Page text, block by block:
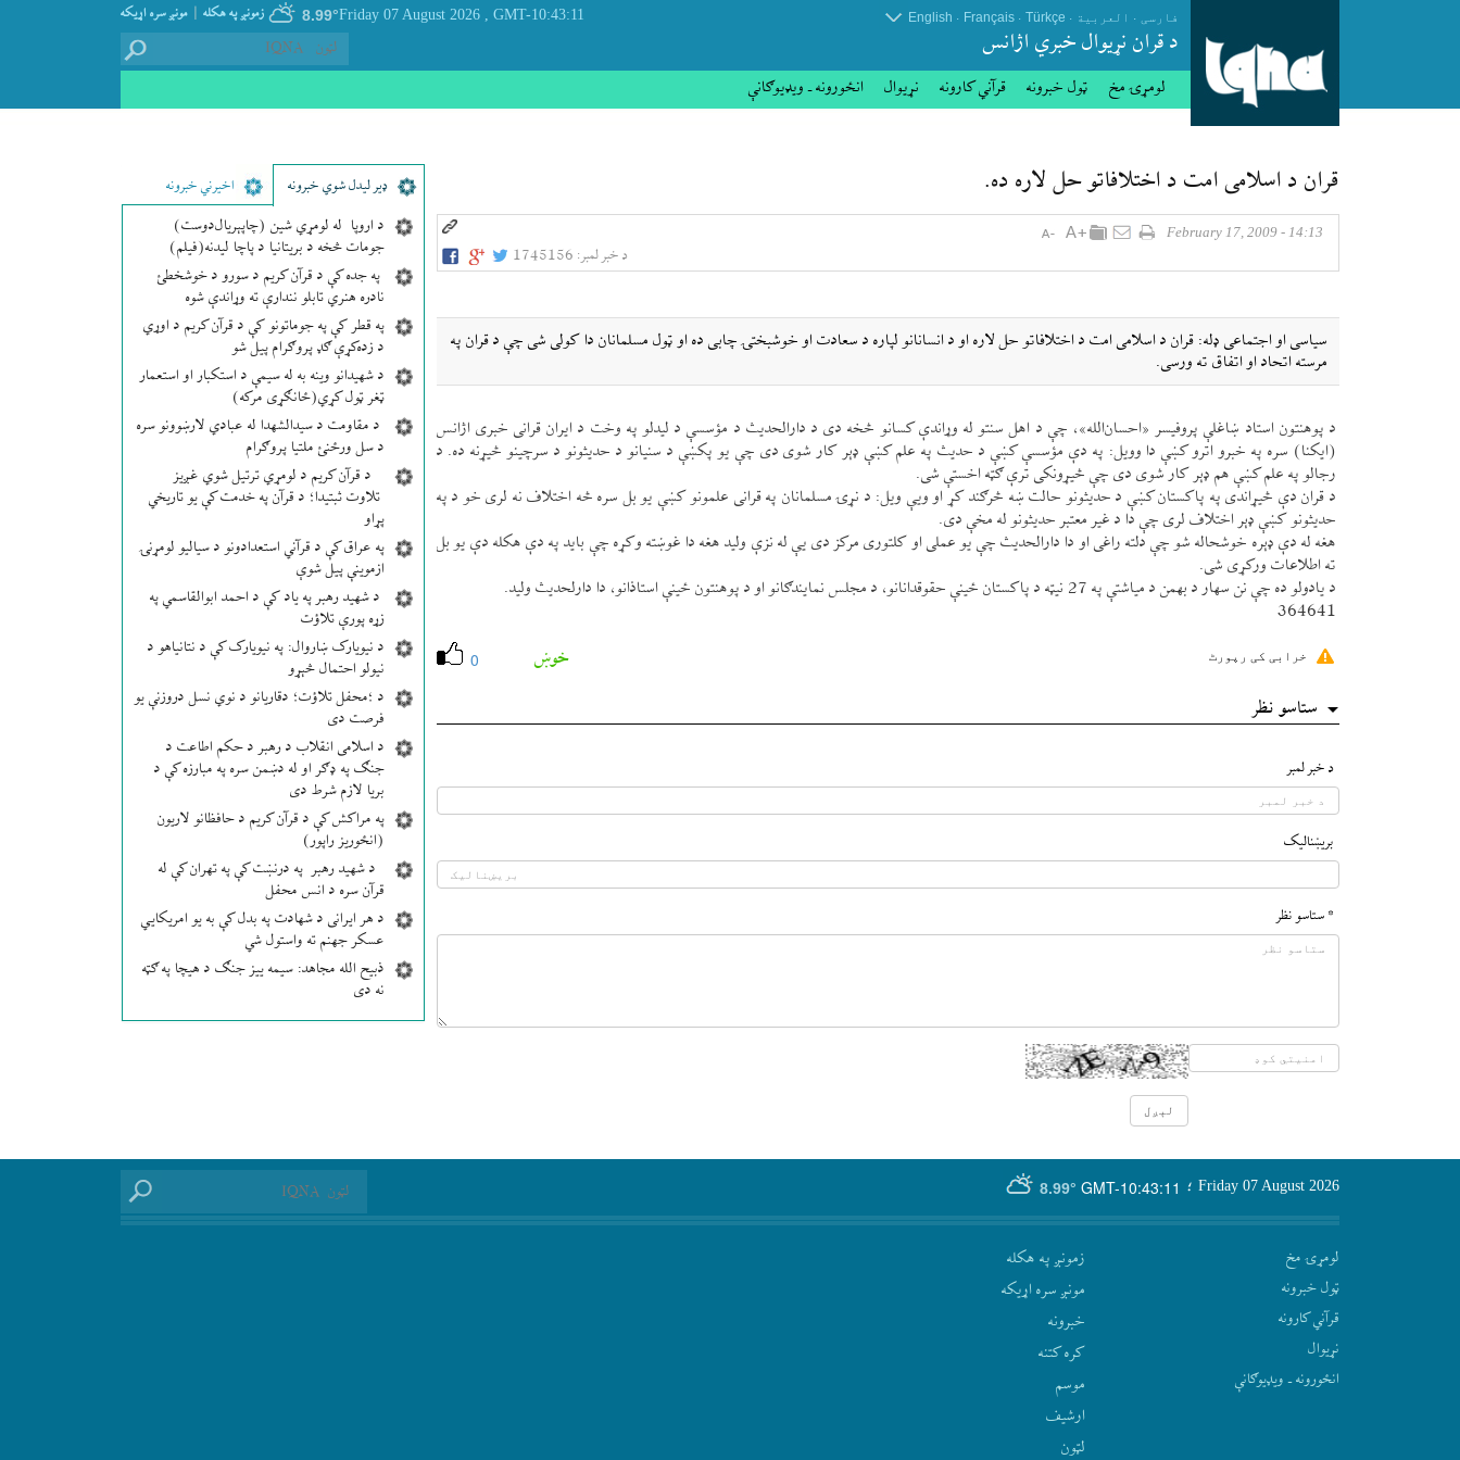
مونږ سره اړيکه | زمونږ په هکله 8.99° GMT-10:43:11
, Friday 07 August 2026 فارسی . العربیة .
Türkçe
.
Français
.
English
د قران نړيوال خبري اژانس
لومړۍ مخ ټول خبرونه قرآني کارونه نړيوال انځورونه ـ ویډیوګانې
ډير لیدل شوي خبرونه اخیرني خبرونه
د اروپا له لومړي شین (چاپېریال‌دوست)
جومات څخه د بریتانیا د پاچا لیدنه(فیلم)
په جده کې د قرآن کریم د سورو د خوشخطئ
نادره هنري تابلو نندارې ته وړاندې شوه
په قطر کې په جوماتونو کې د قرآن کریم د اوړي
د زده‌کړې ګډ پروګرام پیل شو
د شهیدانو وینه به له سیمې د استکبار او استعمار
ټغر ټول کړي(ځانګړی مرکه)
د مقاومت د سیدالشهدا له عبادي لارښوونو سره
د سل ورځنئ ملتیا پروګرام
د قرآن کریم د لومړي ترتیل شوي غږیز
تلاوت ثبتیدا؛ د قرآن په خدمت کې یو تاریخي
پړاو
په عراق کې د قرآني استعدادونو د سیالیو لومړنۍ
ازموینې پیل شوې
د شهید رهبر په یاد کې د احمد ابوالقاسمي په
زړه پورې تلاؤت
د نیویارک ښاروال: په نیویارک کې د نتانیاهو د
نیولو احتمال څېړو
د ؛محفل تلاؤت؛ دقاریانو د نوي نسل دروزنې یو
فرصت دی
د اسلامی انقلاب د رهبر د حکم اطاعت د
جنګ په ډګر او له دښمن سره په مبارزه کې د
بریا لازم شرط دی
په مراکش کې د قرآن کریم د حافظانو لاریون
(انځوریز راپور)
د شهید رهبر په درنښت کې په تهران کې له
قرآن سره د انس محفل
د هر ایرانی د شهادت په بدل کې به یو امریکایي
عسکر جهنم ته واستول شي
ذبیح الله مجاهد: سیمه ییز جنګ د هیچا په ګټه
نه دی
قران د اسلامی امت د اختلافاتو حل لاره ده.
14:13 - February 17, 2009
د خبر لمبر: 1745156
سياسی او اجتماعی ډله: قران د اسلامی امت د اختلافاتو حل لاره او د انسانانو لپاره د سعادت او خوشبختۍ چابی ده او ټول مسلمانان دا كولی شی چې د قران په
مرسته اتحاد او اتفاق ته ورسی.
د پوهنتون استاد ښاغلې پروفيسر «احسان‌الله»، چې د اهل سنتو له وړاندې كسانو څخه دی د دارالحديث د مؤسسې د ليدلو په وخت د ايران قرانی خبری اژانس
(ايكنا) سره په خبرو اترو كښې دا وويل: په دې مؤسسې كښې د حديث په علم كښې ډېر كار شوی دی چې يو پكښې د سنيانو د حديثونو د سرچينو څیړنه ده. د
رجالو په علم كښې هم ډېر كار شوی دی چې څیړونكی ترې ګټه اخستې شی.
د قران دې څیړاندی په پاكستان كښې د حديثونو حالت ښه څرګند كړ او ویې ويل: د نړۍ مسلمانان په قرانی علمونو كښې يو بل سره څه اختلاف نه لری خو د په
حديثونو كښې ډېر اختلاف لری چې دا د غير معتبر حديثونو له مخې دی.
هغه له دې ډېره خوشحاله شو چې دلته راغی او دا دارالحديث چې يو عملی او كلتوری مركز دی یې له نزې وليد هغه دا غوښته وكړه چې بايد په دې هكله دې يو بل
ته اطلاعات وركړی شی.
د يادولو ده چې نن سهار د بهمن د مياشتې په 27 نیټه د پاكستان ځينې حقوقدانانو، د مجلس نمايندګانو او د پوهنتون ځينې استاذانو، دا دارلحديث وليد.
364641
0 خوښ خرابی کی رپورٹ
ستاسو نظر
د خبر لمبر
بريښناليک
* ستاسو نظر
GMT-10:43:11
8.99° Friday 07 August 2026 ؛
لومړۍ مخ
ټول خبرونه
قرآني کارونه
نړيوال
انځورونه ـ ویډیوګانې
زمونږ په هکله
مونږ سره اړيکه
‫خبرونه
کره کتنه
موسم
ارشيف
لټون